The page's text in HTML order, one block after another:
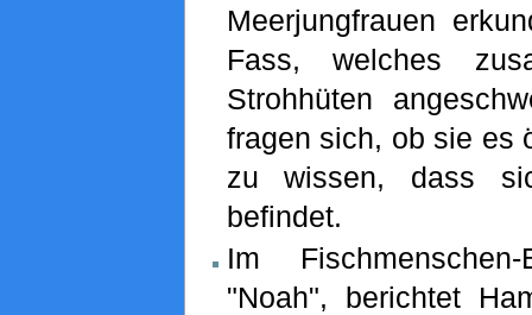
Meerjungfrauen
Fass, welches
Strohhüten
fragen sich, ob sie es
zu wissen, dass
befindet.
Im
"Noah", berichtet